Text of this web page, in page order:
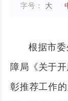
字号：
大
根据市
障局《关于
彰推荐工作